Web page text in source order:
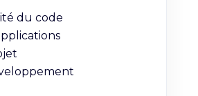
du code